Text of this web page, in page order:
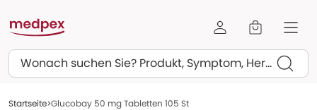
Suchen
Startseite Glucobay 50 mg Tabletten 105 St